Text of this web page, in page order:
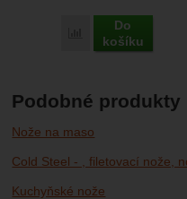
Porovnat
Do
košíku
Podobné produkty
Nože na maso
Cold Steel - , filetovací nože,
Kuchyňské nože